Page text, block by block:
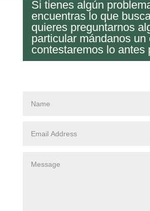
Si tienes algún
encuentras lo que
quieres preguntarnos
particular mándanos un
contestaremos lo antes